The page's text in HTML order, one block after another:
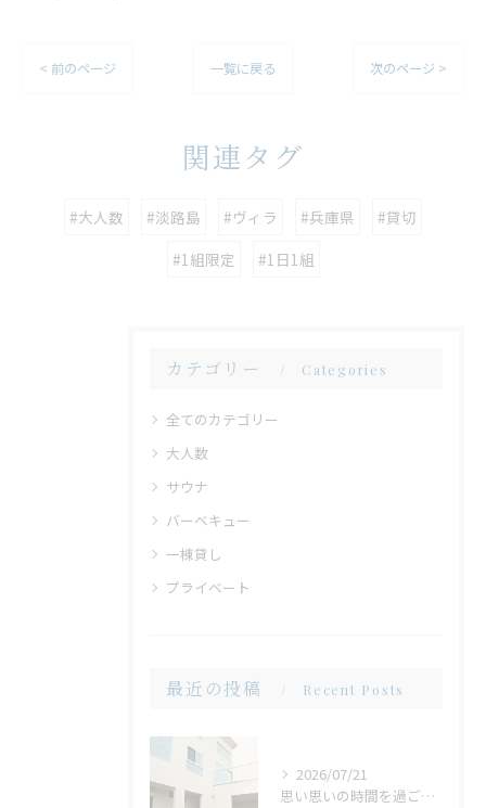
< 前のページ 一覧に戻る 次のページ >
関連タグ
#大人数 #淡路島 #ヴィラ #兵庫県
#貸切
#1組限定
#1日1組
カテゴリー Categories
全てのカテゴリー
大人数
サウナ
バーベキュー
一棟貸し
プライベート
最近の投稿 Recent Posts
2026/07/21
思い思いの時間を過ごせる場所。広い庭だからこそ生まれる、心地よいひととき